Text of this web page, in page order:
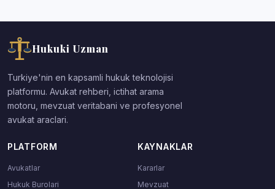
Hukuki Uzman
Turkiye'nin en kapsamli hukuk teknolojisi
platformu. Avukat rehberi, ictihat arama
motoru, mevzuat veritabani ve profesyonel
avukat araclari.
PLATFORM
Avukatlar
Hukuk Burolari
KAYNAKLAR
Kararlar
Mevzuat